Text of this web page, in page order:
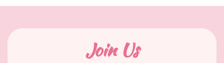
Join Us